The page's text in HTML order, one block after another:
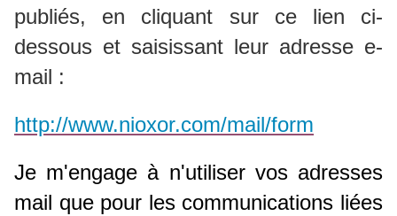
publiés, en cliquant sur ce lien ci-
dessous et saisissant leur adresse e-
mail :
http://www.nioxor.com/mail/form
Je m'engage à n'utiliser vos adresses
mail que pour les communications liées